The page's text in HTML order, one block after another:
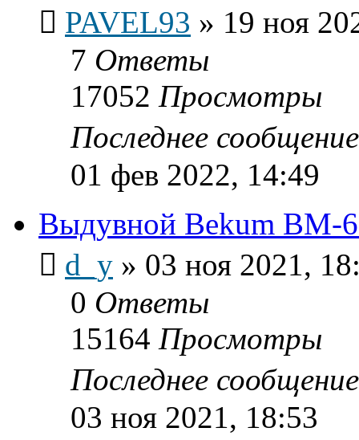
PAVEL93 » 19 ноя
7 Ответы
17052 Просмотры
Последнее
01 фев 2022, 14:49
Выдувной Bekum BM-
d_y » 03 ноя 2021,
0 Ответы
15164 Просмотры
Последнее
03 ноя 2021, 18:53